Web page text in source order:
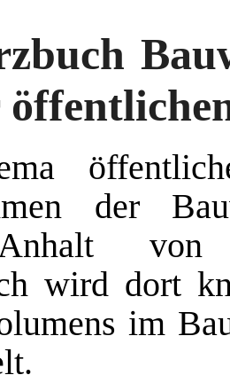
der
Anhalt
wird dort
im